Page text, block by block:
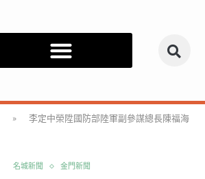
»
李定中榮陞國防部陸軍副參謀總長陳福海
名城新聞 金門新聞